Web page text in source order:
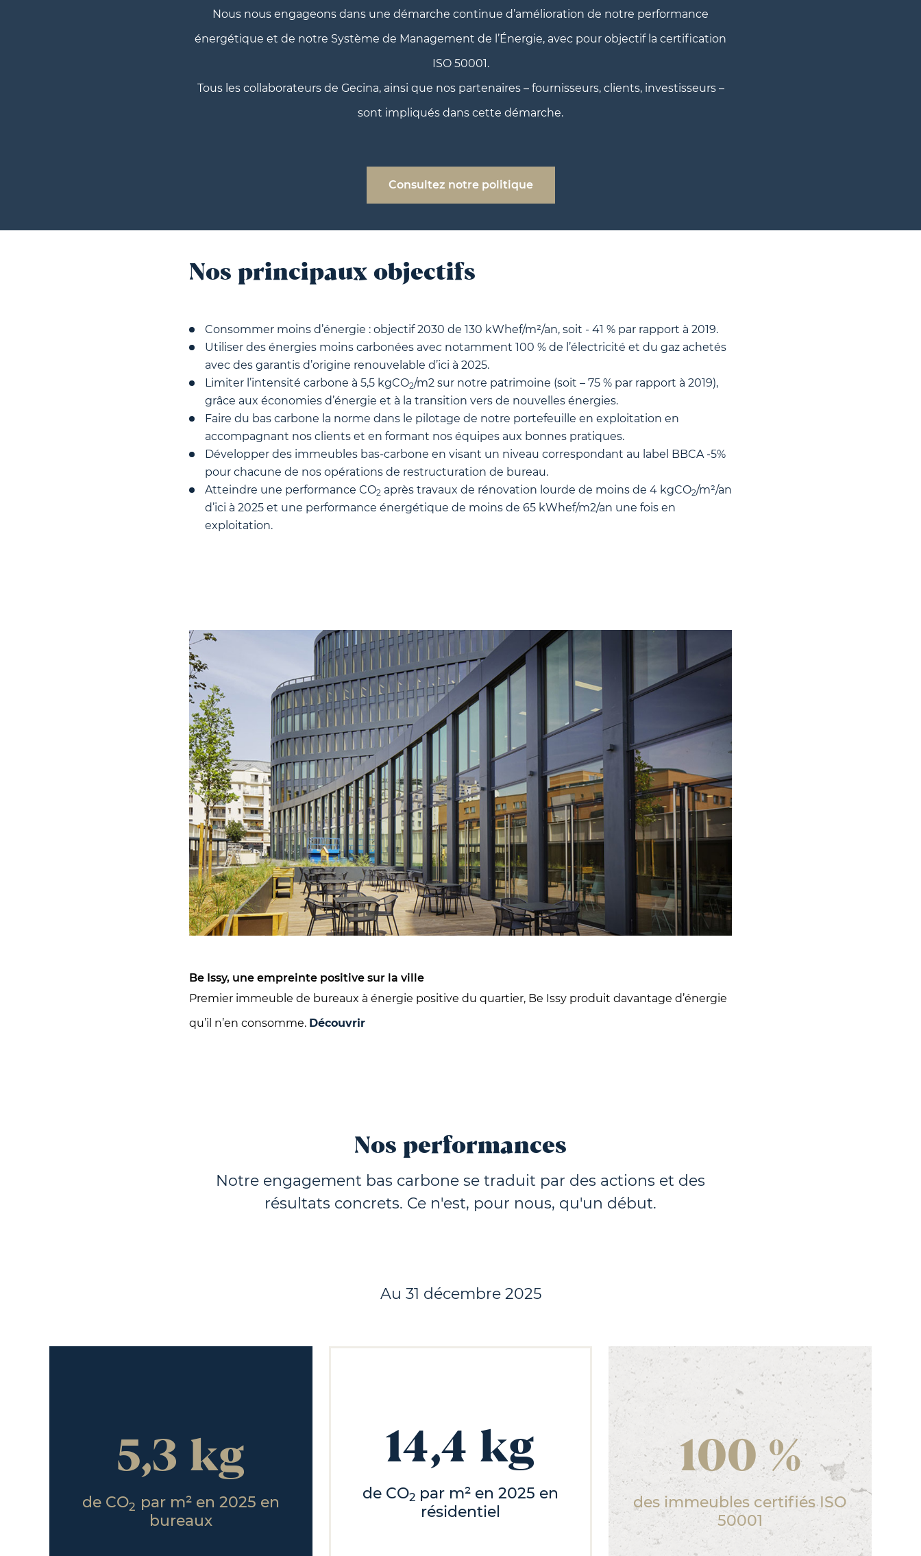
Nous nous engageons dans une démarche continue d’amélioration de notre performance
énergétique et de notre Système de Management de l’Énergie, avec pour objectif la certification
ISO 50001.
Tous les collaborateurs de Gecina, ainsi que nos partenaires – fournisseurs, clients, investisseurs –
sont impliqués dans cette démarche.
Consultez notre politique
Nos principaux objectifs
Consommer moins d’énergie : objectif 2030 de 130 kWhef/m²/an, soit - 41 % par rapport à 2019.
Utiliser des énergies moins carbonées avec notamment 100 % de l’électricité et du gaz achetés
avec des garantis d’origine renouvelable d’ici à 2025.
Limiter l’intensité carbone à 5,5 kgCO2/m2 sur notre patrimoine (soit – 75 % par rapport à 2019),
grâce aux économies d’énergie et à la transition vers de nouvelles énergies.
Faire du bas carbone la norme dans le pilotage de notre portefeuille en exploitation en
accompagnant nos clients et en formant nos équipes aux bonnes pratiques.
Développer des immeubles bas-carbone en visant un niveau correspondant au label BBCA -5%
pour chacune de nos opérations de restructuration de bureau.
Atteindre une performance CO2 après travaux de rénovation lourde de moins de 4 kgCO2/m²/an
d’ici à 2025 et une performance énergétique de moins de 65 kWhef/m2/an une fois en
exploitation.
Be Issy, une empreinte positive sur la ville
Premier immeuble de bureaux à énergie positive du quartier, Be Issy produit davantage d’énergie
qu’il n’en consomme. Découvrir
Nos performances
Notre engagement bas carbone se traduit par des actions et des
résultats concrets. Ce n'est, pour nous, qu'un début.
Au 31 décembre 2025
5,3 kg
de CO2 par m² en 2025 en
bureaux
14,4 kg
de CO2par m² en 2025 en
résidentiel
100 %
des immeubles certifiés ISO
50001